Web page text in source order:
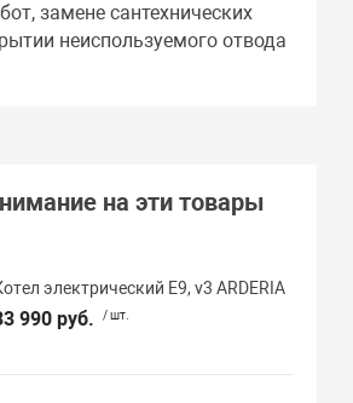
замене сантехнических
неиспользуемого отвода
на эти товары
электрический E9, v3 ARDERIA
990 руб. / шт.